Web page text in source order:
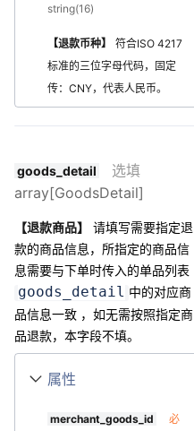
string(16)
【退款币种】
符合ISO 4217
标准的三位字母代码，固定
传：CNY，代表人民币。
goods_detail
选填
array[GoodsDetail]
【退款商品】
请填写需要指定退
款的商品信息，所指定的商品信
息需要与下单时传入的单品列表
goods_detail 中的对应商
品信息一致 ，如无需按照指定商
品退款，本字段不填。
属性
merchant_goods_id
必